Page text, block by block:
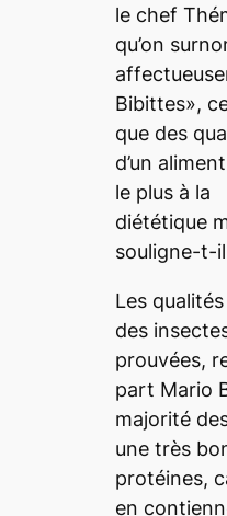
le chef
qu’on
Bibittes»,
que des
d’un
le plus à la
diététique
souligne-t-
Les
des
prouvées,
part Mario
majorité
une très
protéines,
en